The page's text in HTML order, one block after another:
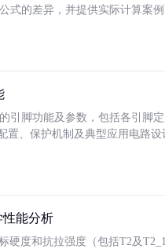
式的差异，并提供实际计算案
引脚功能及参数，包括各引脚
置、保护机制及典型应用电路
性能分析
硬度和抗拉强度（包括T2及